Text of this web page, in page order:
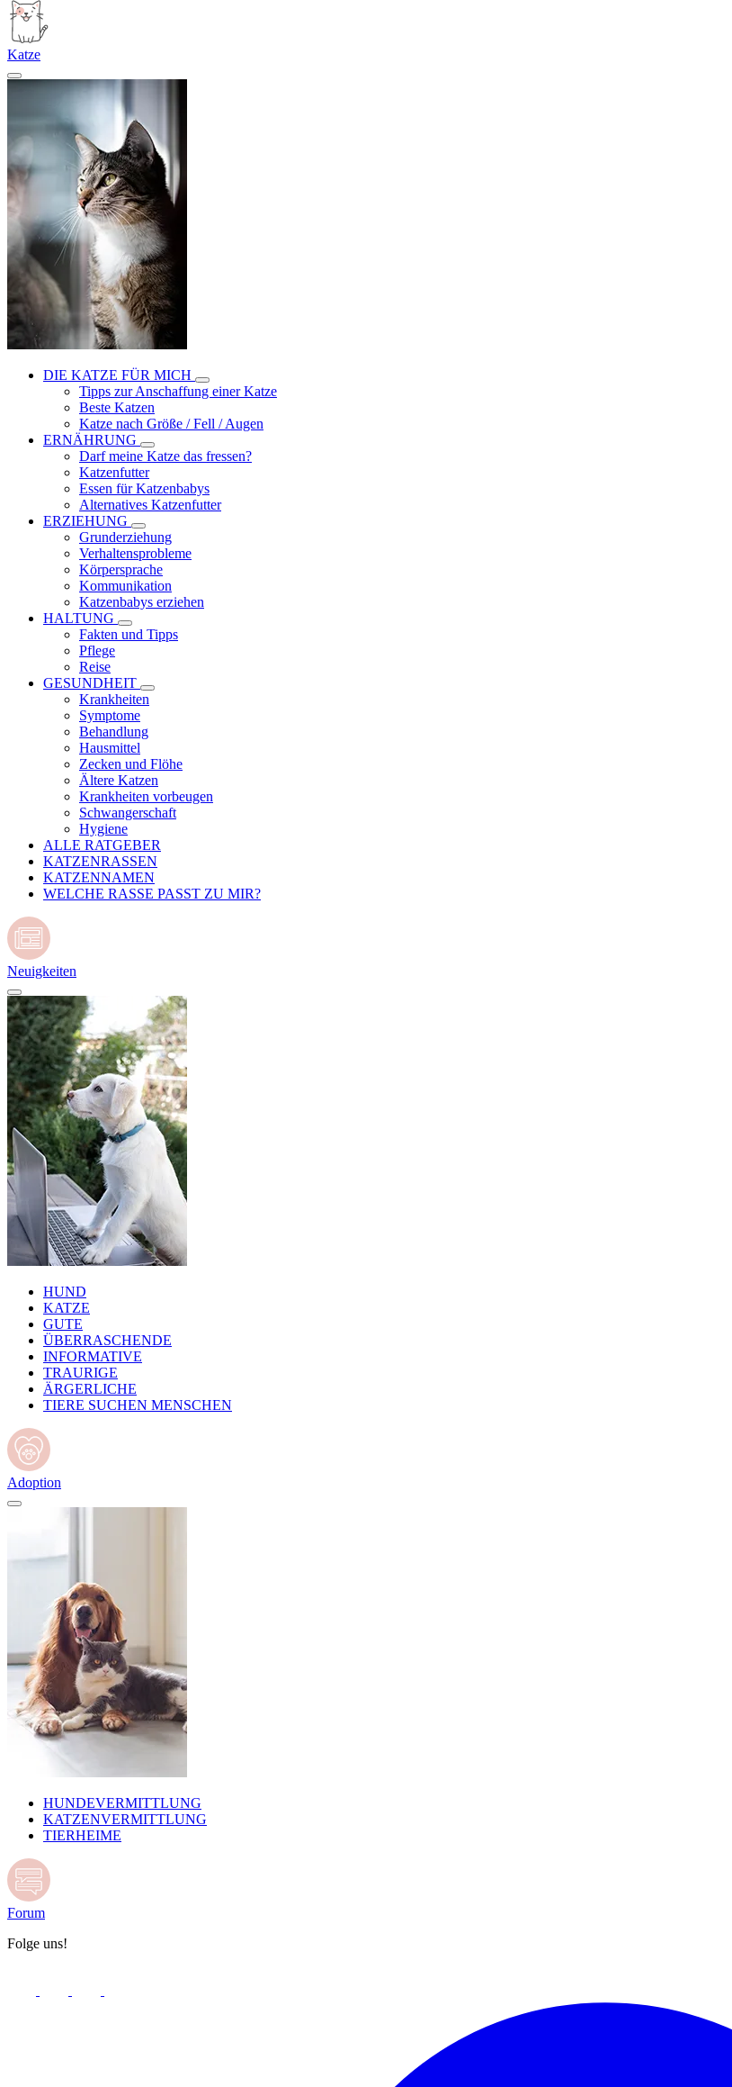
Katze
DIE KATZE FÜR MICH
Tipps zur Anschaffung einer Katze
Beste Katzen
Katze nach Größe / Fell / Augen
ERNÄHRUNG
Darf meine Katze das fressen?
Katzenfutter
Essen für Katzenbabys
Alternatives Katzenfutter
ERZIEHUNG
Grunderziehung
Verhaltensprobleme
Körpersprache
Kommunikation
Katzenbabys erziehen
HALTUNG
Fakten und Tipps
Pflege
Reise
GESUNDHEIT
Krankheiten
Symptome
Behandlung
Hausmittel
Zecken und Flöhe
Ältere Katzen
Krankheiten vorbeugen
Schwangerschaft
Hygiene
ALLE RATGEBER
KATZENRASSEN
KATZENNAMEN
WELCHE RASSE PASST ZU MIR?
Neuigkeiten
HUND
KATZE
GUTE
ÜBERRASCHENDE
INFORMATIVE
TRAURIGE
ÄRGERLICHE
TIERE SUCHEN MENSCHEN
Adoption
HUNDEVERMITTLUNG
KATZENVERMITTLUNG
TIERHEIME
Forum
Folge uns!